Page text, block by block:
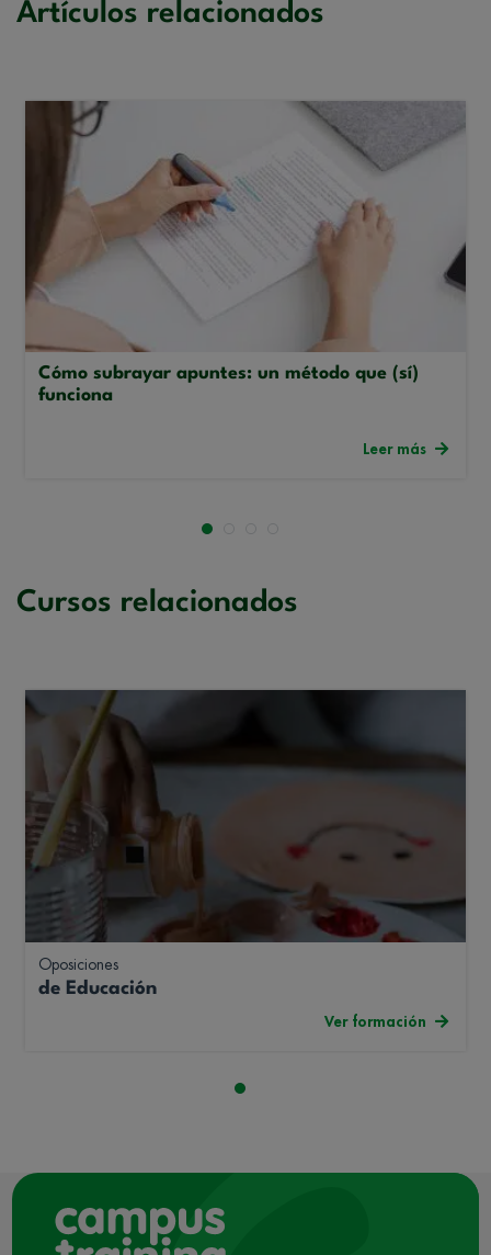
Artículos relacionados
Cómo subrayar apuntes: un método que (sí)
funciona
Leer más
Cursos relacionados
Oposiciones
de Educación
Ver formación